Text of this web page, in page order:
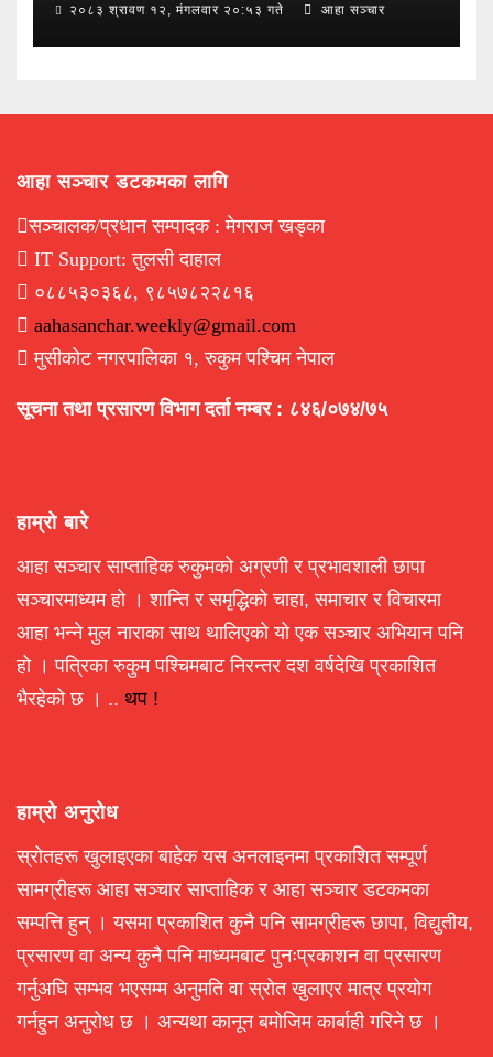
२०८३ श्रावण १२, मंगलवार २०:५३ गते आहा सञ्चार
आहा सञ्चार डटकमका लागि
सञ्चालक/प्रधान सम्पादक : मेगराज खड्का
IT Support: तुलसी दाहाल
०८८५३०३६८, ९८५७८२२८१६
aahasanchar.weekly@gmail.com
मुसीकोट नगरपालिका १, रुकुम पश्चिम नेपाल
सूचना तथा प्रसारण विभाग दर्ता नम्बर : ८४६/०७४/७५
हाम्रो बारे
आहा सञ्चार साप्ताहिक रुकुमको अग्रणी र प्रभावशाली छापा
सञ्चारमाध्यम हो । शान्ति र समृद्धिको चाहा, समाचार र विचारमा
आहा भन्ने मुल नाराका साथ थालिएको यो एक सञ्चार अभियान पनि
हो । पत्रिका रुकुम पश्चिमबाट निरन्तर दश वर्षदेखि प्रकाशित
भैरहेको छ । .. थप !
हाम्रो अनुरोध
स्रोतहरू खुलाइएका बाहेक यस अनलाइनमा प्रकाशित सम्पूर्ण
सामग्रीहरू आहा सञ्चार साप्ताहिक र आहा सञ्चार डटकमका
सम्पत्ति हुन् । यसमा प्रकाशित कुनै पनि सामग्रीहरू छापा, विद्युतीय,
प्रसारण वा अन्य कुनै पनि माध्यमबाट पुनःप्रकाशन वा प्रसारण
गर्नुअघि सम्भव भएसम्म अनुमति वा स्रोत खुलाएर मात्र प्रयोग
गर्नहुन अनुरोध छ । अन्यथा कानून बमोजिम कार्बाही गरिने छ ।